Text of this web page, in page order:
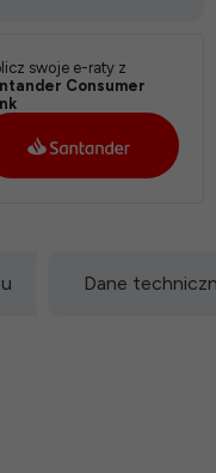
swoje e-raty z
Consumer
Dane